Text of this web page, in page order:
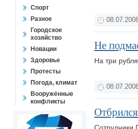
Спорт
Разное
Городское
хозяйство
Новации
Здоровье
Протесты
Погода, климат
Вооружённые
конфликты
Не
На три